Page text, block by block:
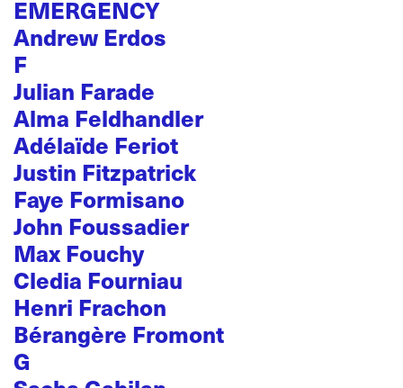
EMERGENCY
Andrew Erdos
F
Julian Farade
Alma Feldhandler
Adélaïde Feriot
Justin Fitzpatrick
Faye Formisano
John Foussadier
Max Fouchy
Cledia Fourniau
Henri Frachon
Bérangère Fromont
G